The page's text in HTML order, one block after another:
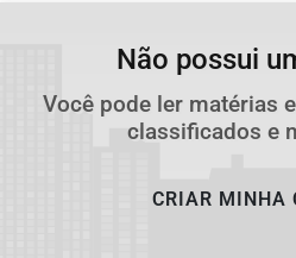
Não possui
Você pode ler matérias
classificados e
CRIAR MINHA